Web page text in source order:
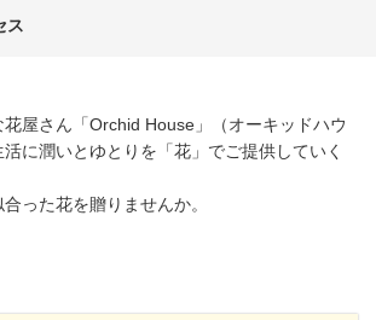
ス
屋さん「Orchid House」（オーキッドハウ
に潤いとゆとりを「花」でご提供していく
った花を贈りませんか。